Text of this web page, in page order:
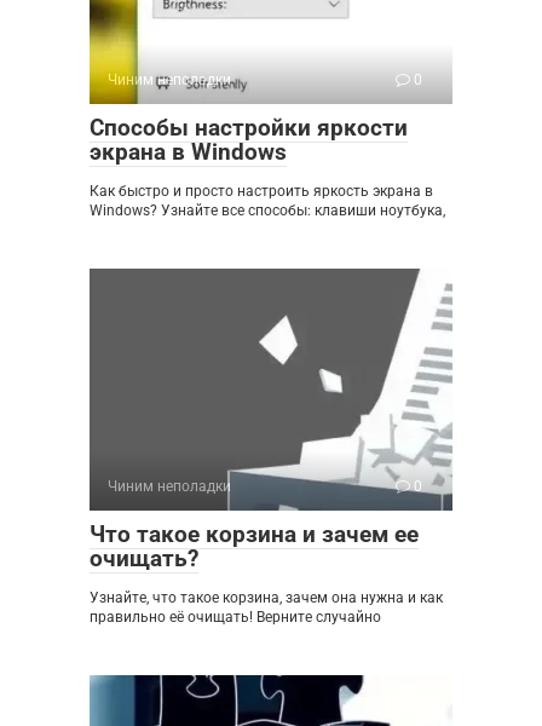
Чиним неполадки 0
Способы настройки яркости
экрана в Windows
Как быстро и просто настроить яркость экрана в
Windows? Узнайте все способы: клавиши ноутбука,
Чиним неполадки 0
Что такое корзина и зачем ее
очищать?
Узнайте, что такое корзина, зачем она нужна и как
правильно её очищать! Верните случайно